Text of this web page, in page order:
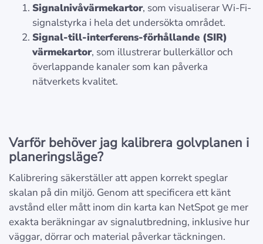
Signalnivåvärmekartor, som visualiserar Wi-Fi-
signalstyrka i hela det undersökta området.
Signal-till-interferens-förhållande (SIR)
värmekartor, som illustrerar bullerkällor och
överlappande kanaler som kan påverka
nätverkets kvalitet.
Varför behöver jag kalibrera golvplanen i
planeringsläge?
Kalibrering säkerställer att appen korrekt speglar
skalan på din miljö. Genom att specificera ett känt
avstånd eller mått inom din karta kan NetSpot ge mer
exakta beräkningar av signalutbredning, inklusive hur
väggar, dörrar och material påverkar täckningen.